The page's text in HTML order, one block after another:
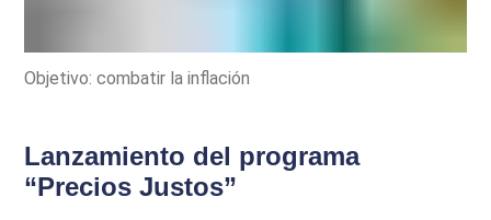
Objetivo: combatir la inflación
Lanzamiento del programa
“Precios Justos”